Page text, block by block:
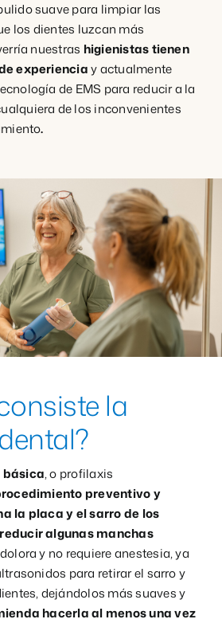
suave para limpiar las
los dientes luzcan más
nuestras higienistas tienen
experienciay actualmente
de EMS para reducir a la
de los inconvenientes
.
la
básica, o profilaxis
preventivo y
la placa y el sarro de los
algunas manchas
y no requiere anestesia, ya
para retirar el sarro y
dejándolos más suaves y
hacerla al menos una vez